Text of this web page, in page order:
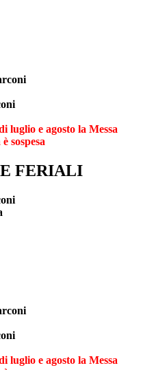
luglio e agosto la Messa
sospesa
FERIALI
luglio e agosto la Messa